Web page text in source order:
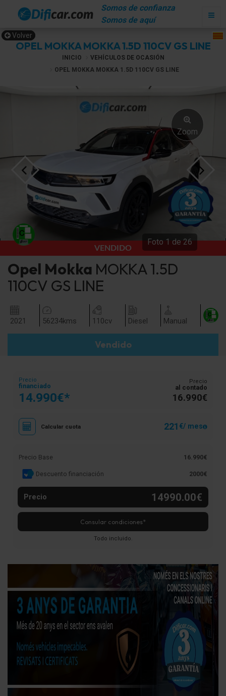
Somos de confianza
Somos de aquí
OPEL MOKKA MOKKA 1.5D 110CV GS LINE
Volver
INICIO
VEHÍCULOS DE OCASIÓN
OPEL MOKKA MOKKA 1.5D 110CV GS LINE
Zoom
VENDIDO
Foto 1 de26
Opel Mokka MOKKA 1.5D
110CV GS LINE
2021 56234kms 110cv Diesel Manual
Vendido
Precio
financiado
14.990€*
Precio
al contado
16.990€
Calcular cuota 221 €/ mes
Precio Base 16.990€
Descuento financiación 2000€
Precio 14990.00€
Consular condiciones*
Todo incluido.